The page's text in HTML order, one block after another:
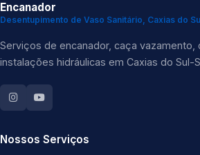
Encanador
Desentupimento de Vaso Sanitário, Caxias do
Serviços de encanador, caça
instalações hidráulicas em Caxias do Sul-
Nossos Serviços